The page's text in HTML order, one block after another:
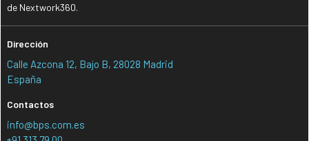
de Nextwork360.
Dirección
Calle Azcona 12, Bajo B, 28028 Madrid
España
Contactos
info@bps.com.es